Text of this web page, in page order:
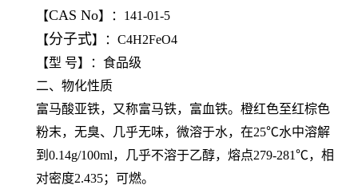
【CAS No】：141-01-5
【分子式】：C4H2FeO4
【型 号】：食品级
二、物化性质
富马酸亚铁，又称富马铁，富血铁。橙红色至红棕色
粉末，无臭、几乎无味，微溶于水，在25℃水中溶解
到0.14g/100ml，几乎不溶于乙醇，熔点279-281℃，相
对密度2.435；可燃。